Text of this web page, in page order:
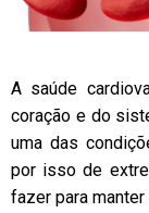
A saúde
coração e do
uma das
por isso de
fazer para